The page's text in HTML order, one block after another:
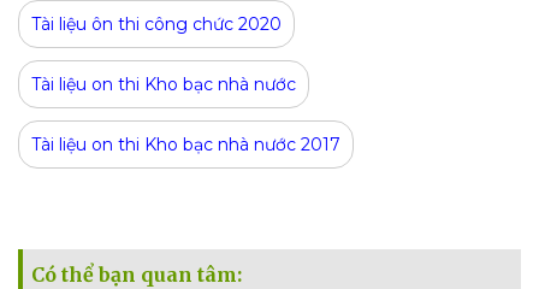
Tài liệu ôn thi công chức 2020
Tài liệu on thi Kho bạc nhà nước
Tài liệu on thi Kho bạc nhà nước 2017
Có thể bạn quan tâm: